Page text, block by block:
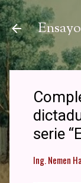
serie
Ing. Nemen